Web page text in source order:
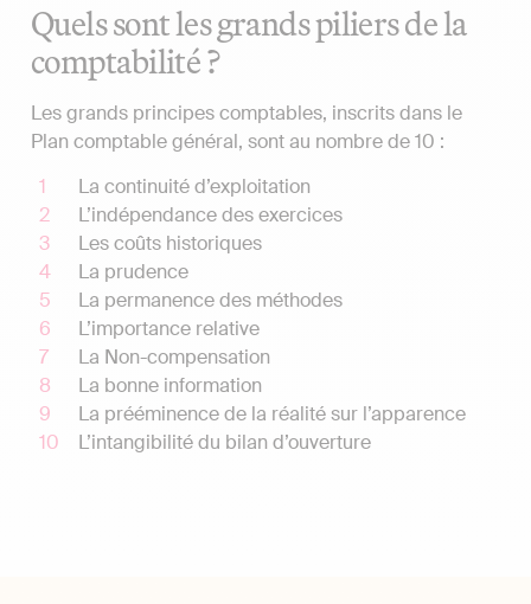
Quels sont les grands piliers de la
comptabilité ?
Les grands principes comptables, inscrits dans le
Plan comptable général, sont au nombre de 10 :
La continuité d’exploitation
L’indépendance des exercices
Les coûts historiques
La prudence
La permanence des méthodes
L’importance relative
La Non-compensation
La bonne information
La prééminence de la réalité sur l’apparence
L’intangibilité du bilan d’ouverture